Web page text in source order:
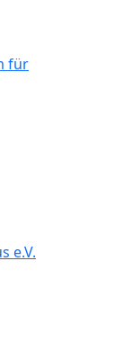
für
e.V.